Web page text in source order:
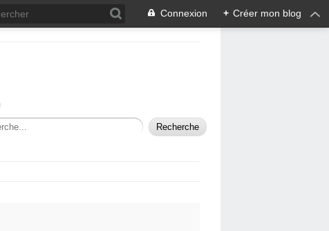
Connexion + Créer mon blog